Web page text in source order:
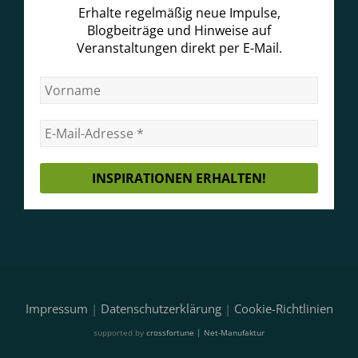
Erhalte regelmäßig neue Impulse,
Blogbeiträge und Hinweise auf
Veranstaltungen direkt per E-Mail.
Impressum | Datenschutzerklärung| Cookie-Richtlinien
supported by crossfortune | Net-Manufaktur